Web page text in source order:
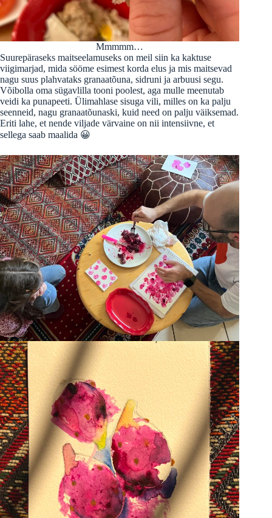
Mmmmm…
Suurepäraseks maitseelamuseks on meil siin ka kaktuse
viigimarjad, mida sööme esimest korda elus ja mis maitsevad
nagu suus plahvataks granaatõuna, sidruni ja arbuusi segu.
Võibolla oma sügavlilla tooni poolest, aga mulle meenutab
veidi ka punapeeti. Ülimahlase sisuga vili, milles on ka palju
seenneid, nagu granaatõunaski, kuid need on palju väiksemad.
Eriti lahe, et nende viljade värvaine on nii intensiivne, et
sellega saab maalida 😀